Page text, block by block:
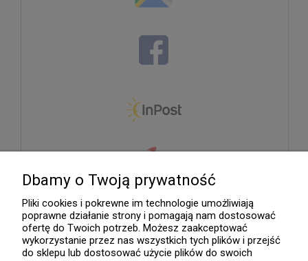
Dbamy o Twoją prywatność
Pliki cookies i pokrewne im technologie umożliwiają
poprawne działanie strony i pomagają nam dostosować
ofertę do Twoich potrzeb. Możesz zaakceptować
wykorzystanie przez nas wszystkich tych plików i przejść
do sklepu lub dostosować użycie plików do swoich